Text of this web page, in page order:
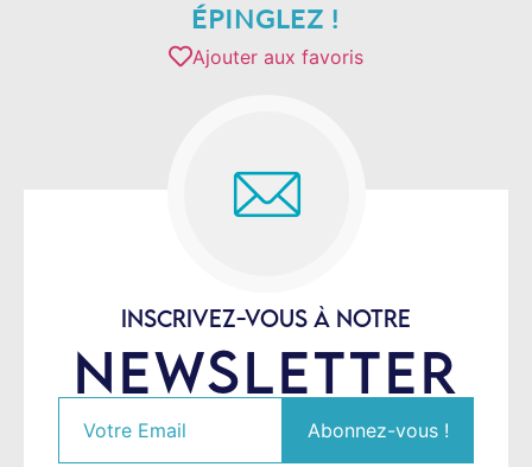
ÉPINGLEZ !
Ajouter aux favoris
INSCRIVEZ-VOUS À NOTRE
NEWSLETTER